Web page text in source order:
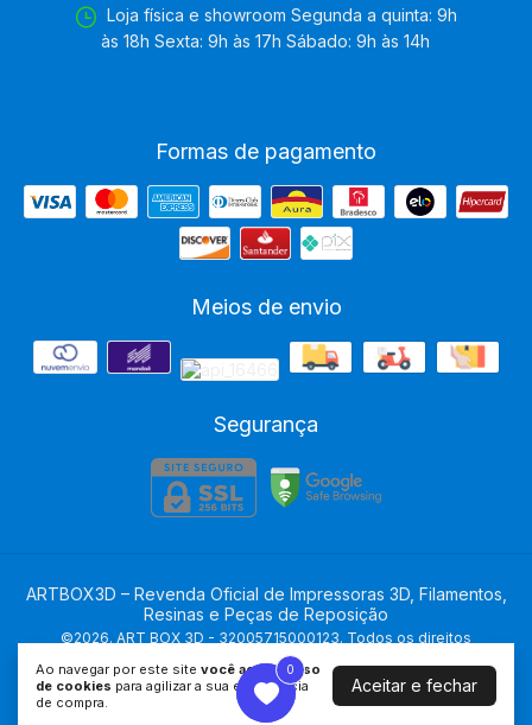
Ao navegar por este site você aceita o uso
de cookies para agilizar a sua experiência
de compra.
Aceitar e fechar
Loja física e showroom Segunda a quinta: 9h
às 18h Sexta: 9h às 17h Sábado: 9h às 14h
Formas de pagamento
Meios de envio
Segurança
ARTBOX3D – Revenda Oficial de Impressoras 3D, Filamentos,
Resinas e Peças de Reposição
©2026. ART BOX 3D - 32005715000123. Todos os direitos
reservados.
0
0